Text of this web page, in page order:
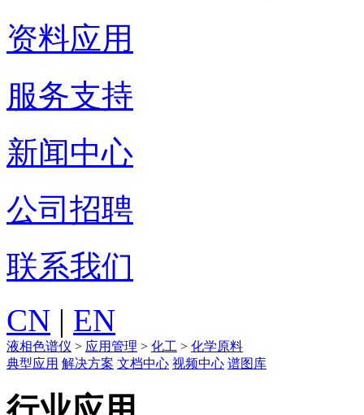
资料应用
服务支持
新闻中心
公司招聘
联系我们
CN | EN
液相色谱仪 > 应用管理 > 化工 > 化学原料
典型应用 解决方案 文档中心 视频中心 谱图库